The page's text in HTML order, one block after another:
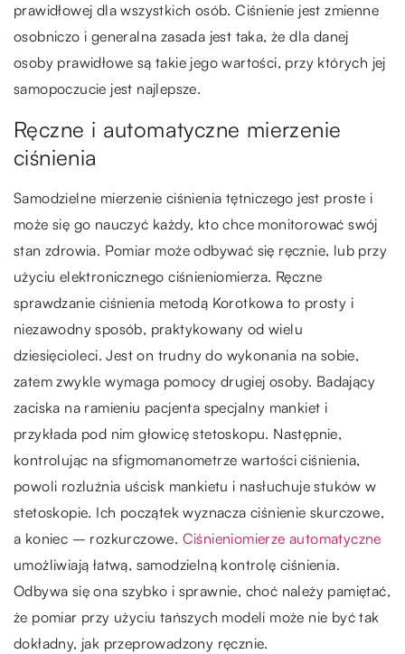
prawidłowej dla wszystkich osób. Ciśnienie jest zmienne
osobniczo i generalna zasada jest taka, że dla danej
osoby prawidłowe są takie jego wartości, przy których jej
samopoczucie jest najlepsze.
Ręczne i automatyczne mierzenie
ciśnienia
Samodzielne mierzenie ciśnienia tętniczego jest proste i
może się go nauczyć każdy, kto chce monitorować swój
stan zdrowia. Pomiar może odbywać się ręcznie, lub przy
użyciu elektronicznego ciśnieniomierza. Ręczne
sprawdzanie ciśnienia metodą Korotkowa to prosty i
niezawodny sposób, praktykowany od wielu
dziesięcioleci. Jest on trudny do wykonania na sobie,
zatem zwykle wymaga pomocy drugiej osoby. Badający
zaciska na ramieniu pacjenta specjalny mankiet i
przykłada pod nim głowicę stetoskopu. Następnie,
kontrolując na sfigmomanometrze wartości ciśnienia,
powoli rozluźnia uścisk mankietu i nasłuchuje stuków w
stetoskopie. Ich początek wyznacza ciśnienie skurczowe,
a koniec – rozkurczowe. Ciśnieniomierze automatyczne
umożliwiają łatwą, samodzielną kontrolę ciśnienia.
Odbywa się ona szybko i sprawnie, choć należy pamiętać,
że pomiar przy użyciu tańszych modeli może nie być tak
dokładny, jak przeprowadzony ręcznie.